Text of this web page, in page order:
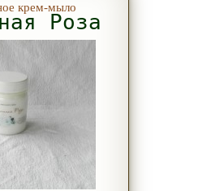
крем-мыло
Роза